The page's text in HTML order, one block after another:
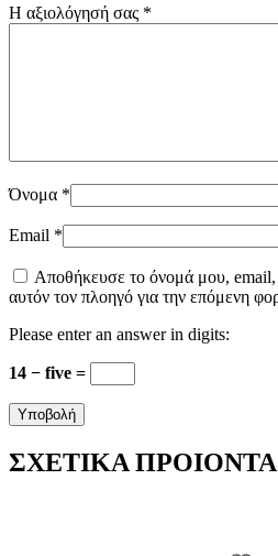
Η αξιολόγησή σας *
Όνομα *
Email *
Αποθήκευσε το όνομά μου, email,
αυτόν τον πλοηγό για την επόμενη
Please enter an answer in digits:
14 − five =
ΣΧΕΤΙΚΑ ΠΡΟΙΟΝΤΑ